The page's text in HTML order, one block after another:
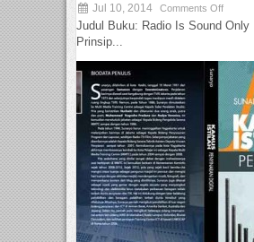
Jul 10, 2014 Comments Off
Judul Buku: Radio Is Sound Only
Prinsip...